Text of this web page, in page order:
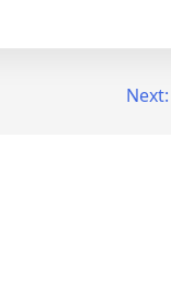
Next: